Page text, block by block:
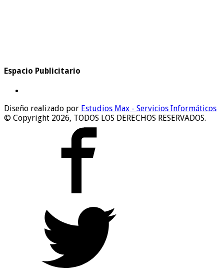
Espacio Publicitario
Diseño realizado por Estudios Max - Servicios Informáticos
© Copyright 2026, TODOS LOS DERECHOS RESERVADOS.